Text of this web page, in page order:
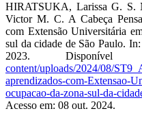
HIRATSUKA, Larissa G.
Victor M. C. A Cabeça
com Extensão Universitária
sul da cidade de São Paulo.
2023.
content/uploads/2024/08/
aprendizados-com-Extensao-
ocupacao-da-zona-sul-da-
Acesso em: 08 out. 2024.